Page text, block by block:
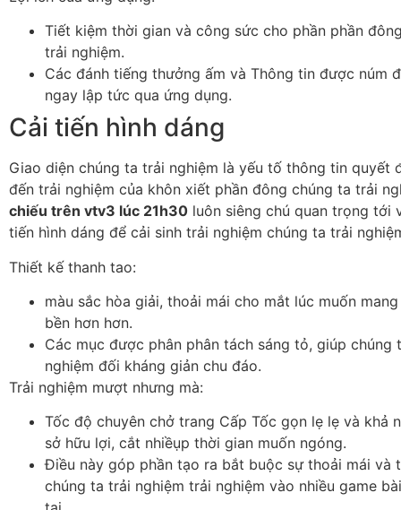
Tiết kiệm thời gian và công sức cho phần phần
trải nghiệm.
Các đánh tiếng thưởng ấm và Thông tin được núm
ngay lập tức qua ứng dụng.
Cải tiến hình dáng
Giao diện chúng ta trải nghiệm là yếu tố thông tin quyết
đến trải nghiệm của khôn xiết phần đông chúng ta trải
chiếu trên vtv3 lúc 21h30 luôn siêng chú quan trọng tới
tiến hình dáng để cải sinh trải nghiệm chúng ta trải
Thiết kế thanh tao:
màu sắc hòa giải, thoải mái cho mắt lúc muốn
bền hơn hơn.
Các mục được phân phân tách sáng tỏ, giúp chúng
nghiệm đối kháng giản chu đáo.
Trải nghiệm mượt nhưng mà:
Tốc độ chuyên chở trang Cấp Tốc gọn lẹ lẹ và khả
sở hữu lợi, cắt nhiềụp thời gian muốn ngóng.
Điều này góp phần tạo ra bắt buộc sự thoải mái và
chúng ta trải nghiệm trải nghiệm vào nhiều game